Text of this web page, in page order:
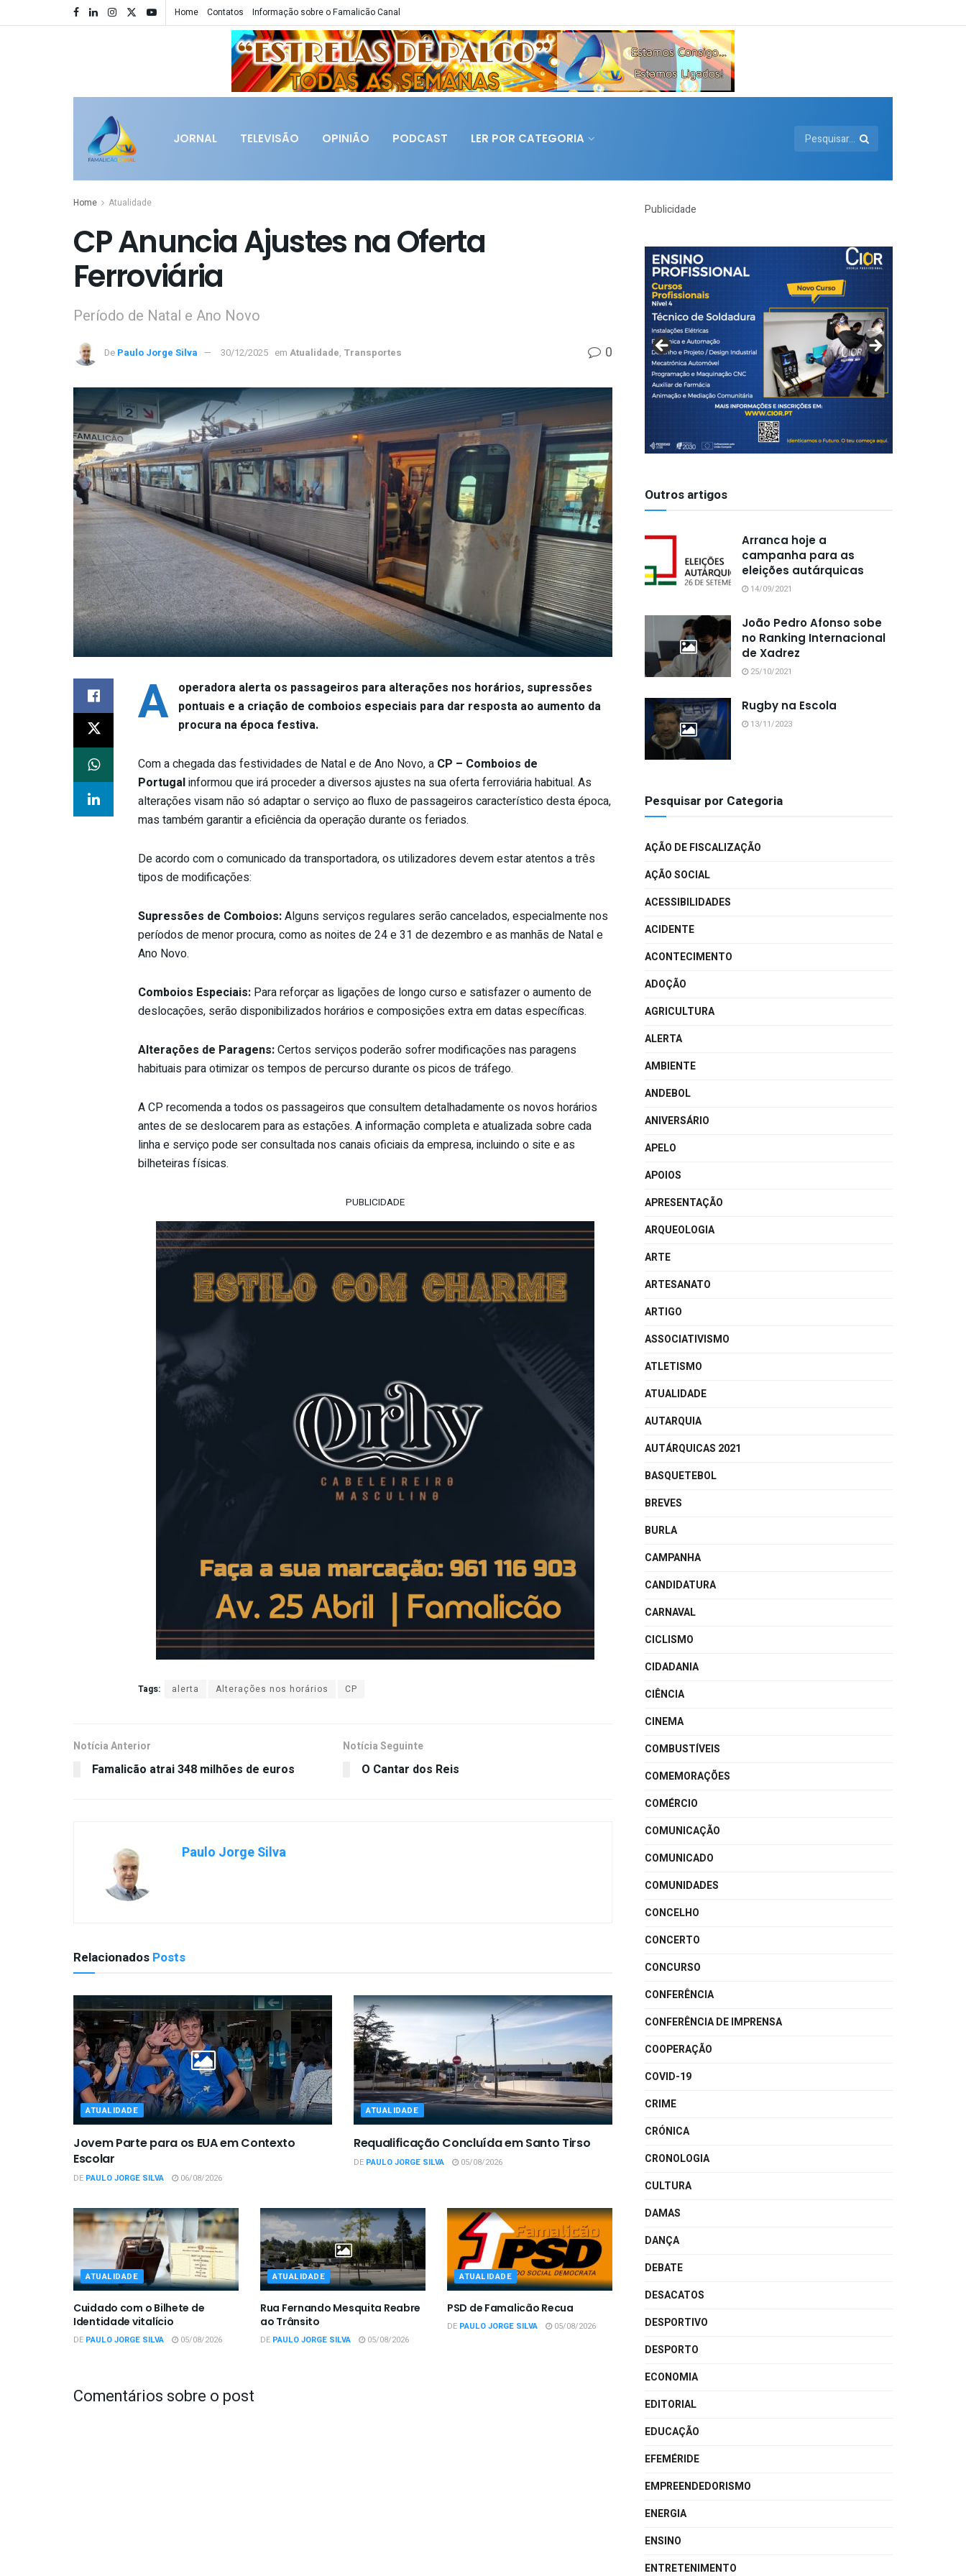
Home Contatos Informação sobre o Famalicão Canal
JORNAL TELEVISÃO OPINIÃO PODCAST LER POR CATEGORIA
Home Atualidade
CP Anuncia Ajustes na Oferta
Ferroviária
Período de Natal e Ano Novo
De Paulo Jorge Silva 30/12/2025 em Atualidade, Transportes 0
A operadora alerta os passageiros para alterações nos horários, supressões
pontuais e a criação de comboios especiais para dar resposta ao aumento da
procura na época festiva.
Com a chegada das festividades de Natal e de Ano Novo, a CP – Comboios de
Portugalinformou que irá proceder a diversos ajustes na sua oferta ferroviária habitual. As
alterações visam não só adaptar o serviço ao fluxo de passageiros característico desta época,
mas também garantir a eficiência da operação durante os feriados.
De acordo com o comunicado da transportadora, os utilizadores devem estar atentos a três
tipos de modificações:
Supressões de Comboios:Alguns serviços regulares serão cancelados, especialmente nos
períodos de menor procura, como as noites de 24 e 31 de dezembro e as manhãs de Natal e
Ano Novo.
Comboios Especiais: Para reforçar as ligações de longo curso e satisfazer o aumento de
deslocações, serão disponibilizados horários e composições extra em datas específicas.
Alterações de Paragens:Certos serviços poderão sofrer modificações nas paragens
habituais para otimizar os tempos de percurso durante os picos de tráfego.
A CP recomenda a todos os passageiros que consultem detalhadamente os novos horários
antes de se deslocarem para as estações. A informação completa e atualizada sobre cada
linha e serviço pode ser consultada nos canais oficiais da empresa, incluindo o site e as
bilheteiras físicas.
PUBLICIDADE
Tags: alerta Alterações nos horários CP
Notícia Anterior
Famalicão atrai 348 milhões de euros
Notícia Seguinte
O Cantar dos Reis
Paulo Jorge Silva
Relacionados Posts
ATUALIDADE
Jovem Parte para os EUA em Contexto
Escolar
DE PAULO JORGE SILVA 06/08/2026
ATUALIDADE
Requalificação Concluída em Santo Tirso
DE PAULO JORGE SILVA 05/08/2026
ATUALIDADE
Cuidado com o Bilhete de
Identidade vitalício
DE PAULO JORGE SILVA 05/08/2026
ATUALIDADE
Rua Fernando Mesquita Reabre
ao Trânsito
DE PAULO JORGE SILVA 05/08/2026
ATUALIDADE
PSD de Famalicão Recua
DE PAULO JORGE SILVA 05/08/2026
Comentários sobre o post
Publicidade
Outros artigos
Arranca hoje a
campanha para as
eleições autárquicas
14/09/2021
João Pedro Afonso sobe
no Ranking Internacional
de Xadrez
25/10/2021
Rugby na Escola
13/11/2023
Pesquisar por Categoria
AÇÃO DE FISCALIZAÇÃO
AÇÃO SOCIAL
ACESSIBILIDADES
ACIDENTE
ACONTECIMENTO
ADOÇÃO
AGRICULTURA
ALERTA
AMBIENTE
ANDEBOL
ANIVERSÁRIO
APELO
APOIOS
APRESENTAÇÃO
ARQUEOLOGIA
ARTE
ARTESANATO
ARTIGO
ASSOCIATIVISMO
ATLETISMO
ATUALIDADE
AUTARQUIA
AUTÁRQUICAS 2021
BASQUETEBOL
BREVES
BURLA
CAMPANHA
CANDIDATURA
CARNAVAL
CICLISMO
CIDADANIA
CIÊNCIA
CINEMA
COMBUSTÍVEIS
COMEMORAÇÕES
COMÉRCIO
COMUNICAÇÃO
COMUNICADO
COMUNIDADES
CONCELHO
CONCERTO
CONCURSO
CONFERÊNCIA
CONFERÊNCIA DE IMPRENSA
COOPERAÇÃO
COVID-19
CRIME
CRÓNICA
CRONOLOGIA
CULTURA
DAMAS
DANÇA
DEBATE
DESACATOS
DESPORTIVO
DESPORTO
ECONOMIA
EDITORIAL
EDUCAÇÃO
EFEMÉRIDE
EMPREENDEDORISMO
ENERGIA
ENSINO
ENTRETENIMENTO